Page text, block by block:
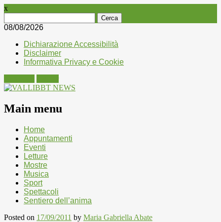
x
per:
08/08/2026
Dichiarazione Accessibilità
Disclaimer
Informativa Privacy e Cookie
Main menu
Skip
content
Home
Appuntamenti
Eventi
Letture
Mostre
Musica
Sport
Spettacoli
Sentiero dell’anima
Posted on 17/09/2011 by Maria Gabriella Abate